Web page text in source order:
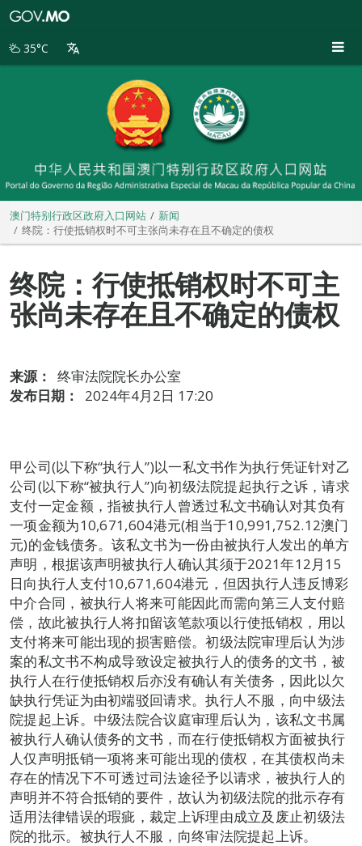
别
35°C
澳门特别行政区政府入口网站
新闻
终院：行使抵销权时不可主张尚未存在且不确定的债权
终院：行使抵销权时不可主
张尚未存在且不确定的债权
来源：
终审法院院长办公室
发布日期：
2024年4月2日 17:20
甲公司(以下称“执行人”)以一私文书作为执行凭证针对乙
公司(以下称“被执行人”)向初级法院提起执行之诉，请求
支付一定金额，指被执行人曾透过私文书确认对其负有
一项金额为10,671,604港元(相当于10,991,752.12澳门
元)的金钱债务。该私文书为一份由被执行人发出的单方
声明，根据该声明被执行人确认其须于2021年12月15
日向执行人支付10,671,604港元，但因执行人违反博彩
中介合同，被执行人将来可能因此而需向第三人支付赔
偿，故此被执行人将扣留该笔款项以行使抵销权，用以
支付将来可能出现的损害赔偿。初级法院审理后认为涉
案的私文书不构成导致设定被执行人的债务的文书，被
执行人在行使抵销权后亦没有确认有关债务，因此以欠
缺执行凭证为由初端驳回请求。执行人不服，向中级法
院提起上诉。中级法院合议庭审理后认为，该私文书属
被执行人确认债务的文书，而在行使抵销权方面被执行
人仅声明抵销一项将来可能出现的债权，在其债权尚未
存在的情况下不可透过司法途径予以请求，被执行人的
声明并不符合抵销的要件，故认为初级法院的批示存有
适用法律错误的瑕疵，裁定上诉理由成立及废止初级法
院的批示。被执行人不服，向终审法院提起上诉。